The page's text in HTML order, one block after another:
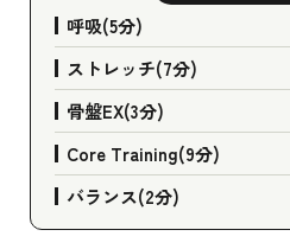
呼吸(5分)
ストレッチ(7分)
骨盤EX(3分)
Core Training(9分)
バランス(2分)